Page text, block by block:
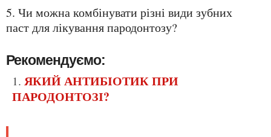
5. Чи можна комбінувати різні види зубних
паст для лікування пародонтозу?
Рекомендуємо:
ЯКИЙ АНТИБІОТИК ПРИ
ПАРОДОНТОЗІ?